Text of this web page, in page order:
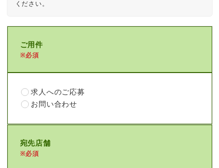
ください。
ご用件
※必須
求人へのご応募
お問い合わせ
宛先店舗
※必須